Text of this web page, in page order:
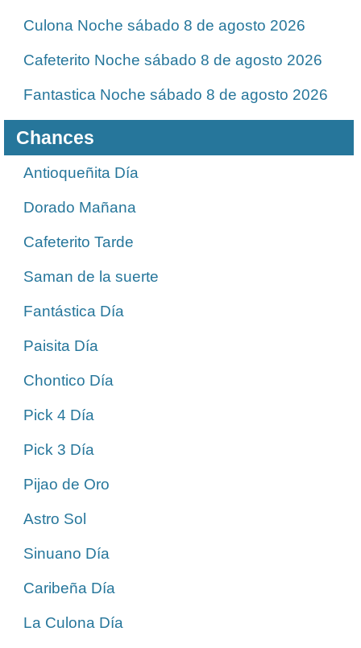
Culona Noche sábado 8 de agosto 2026
Cafeterito Noche sábado 8 de agosto 2026
Fantastica Noche sábado 8 de agosto 2026
Chances
Antioqueñita Día
Dorado Mañana
Cafeterito Tarde
Saman de la suerte
Fantástica Día
Paisita Día
Chontico Día
Pick 4 Día
Pick 3 Día
Pijao de Oro
Astro Sol
Sinuano Día
Caribeña Día
La Culona Día